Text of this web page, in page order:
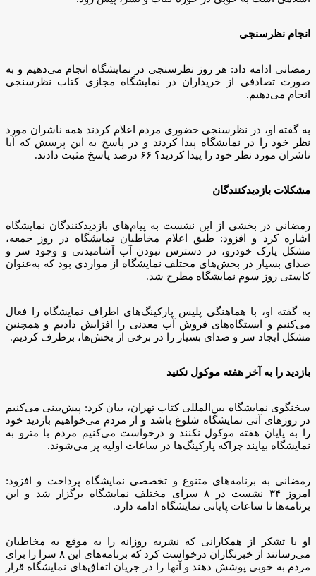
انجام نظرسنجی
رمضانی ادامه داد: هر روز نظرسنجی در نمایشگاه انجام می‌دهیم و به
صورت تصادفی از خریداران در نمایشگاه مجازی کتاب نظرسنجی
انجام می‌دهیم.
به گفته او، در نظرسنجی حضوری مردم اعلام کردند همه ناشران مورد
نظر خود را در نمایشگاه پیدا کردند و در پاسخ به این پرسش که آیا
ناشران مورد نظر خود را پیدا کردید؟ ۶۶ درصد پاسخ مثبت دادند.
مشکلات بازدیدکنندگان
رمضانی در بخشی از این نشست به پیام‌های بازدیدکنندگان نمایشگاه
اشاره کرد و افزود: طبق اعلام مخاطبان نمایشگاه در روز جمعه،
مشکل پارک خودرو، در دسترس نبودن آب آشامیدنی و وجود سر و
صدای بسیار در بخش‌های مختلف نمایشگاه از مواردی بود که به‌عنوان
کاستی روز سوم نمایشگاه مطرح شد.
به گفته او، با هماهنگی پلیس پارکینگ‌های اطراف نمایشگاه را فعال
می‌کنیم و ایستگاه‌های فروش آب معدنی را افزایش دادیم و همچنین
مشکل ایجاد سر و صدای بسیار را در برخی از بخش‌ها، برطرف کردیم.
بازدید را به آخر هفته موکول نکنید
سخنگوی نمایشگاه بین‌المللی کتاب تهران، بیان کرد: پیش‌بینی می‌کنیم
در روزهای آتی نمایشگاه شلوغ باشد و از مردم می‌خواهیم بازدید خود
را به پایان هفته موکول نکنند و درخواست می‌کنیم مردم با مترو به
نمایشگاه بیایند چراکه پارکینگ‌ها در ساعات اولیه پر می‌شوند.
رمضانی به برنامه‌های متنوع و تخصصی نمایشگاه پرداخت و افزود:
امروز ۳۴ نشست در ۸ سرای مختلف نمایشگاه برگزار شد و این
برنامه‌ها تا ساعات پایانی نمایشگاه ادامه دارد.
او با تشکر از همکارانی که نشریه روزانه را به موقع به مخاطبان
می‌رسانند از خبرنگاران درخواست کرد که برنامه‌های این ۸ سرا را برای
مردم به خوبی پوشش دهند و آنها را در جریان اتفاق‌های نمایشگاه قرار